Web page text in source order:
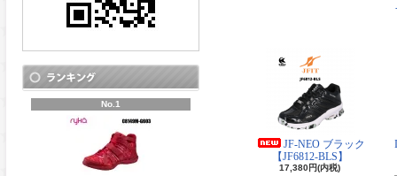
No.1
JF-NEO ブラック
【JF6812-BLS】
17,380円(内税)